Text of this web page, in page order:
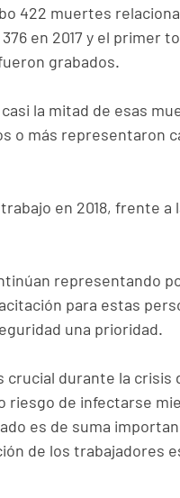
422 muertes
en 2017 y el primer
grabados.
la mitad de esas
o más representaron
en 2018, frente a
representando
para estas
una prioridad.
crucial durante la crisis
riesgo de infectarse
es de suma
de los trabajadores